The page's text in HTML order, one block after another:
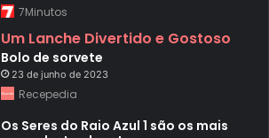
7Minutos
Um Lanche Divertido e Gostoso
Bolo de sorvete
23 de junho de 2023
Recepedia
Os Seres do Raio Azul 1 são os mais